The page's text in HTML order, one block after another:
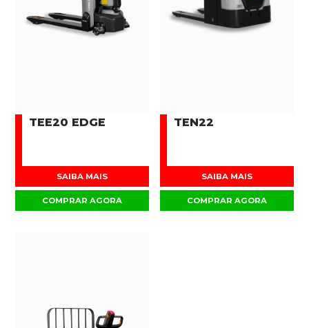
TEE20 EDGE
SAIBA MAIS
COMPRAR AGORA
TEN22
SAIBA MAIS
COMPRAR AGORA